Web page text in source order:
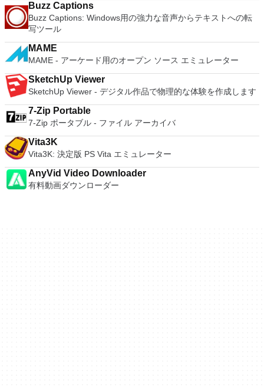
Buzz Captions
Buzz Captions: Windows用の強力な音声からテキストへの転
写ツール
MAME
MAME - アーケード用のオープン ソース エミュレーター
SketchUp Viewer
SketchUp Viewer - デジタル作品で物理的な体験を作成します
7-Zip Portable
7-Zip ポータブル - ファイル アーカイバ
Vita3K
Vita3K: 決定版 PS Vita エミュレーター
AnyVid Video Downloader
有料動画ダウンローダー